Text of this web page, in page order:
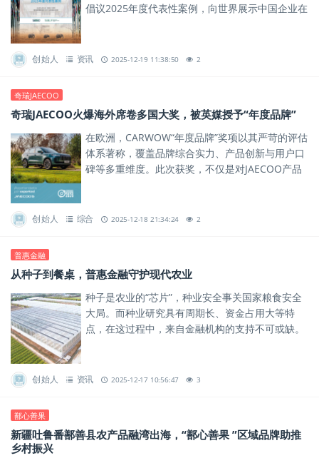
倡议2025年度代表性案例，向世界展示中国企业在
创始人 资讯 2025-12-19 11:38:50 2
奇瑞JAECOO
奇瑞JAECOO火爆海外席卷多国大奖，被英媒授予“年度品牌”
在欧洲，CARWOW“年度品牌”奖项以其严苛的评估
体系著称，覆盖品牌综合实力、产品创新与用户口
碑等多重维度。此次获奖，不仅是对JAECOO产品
创始人 综合 2025-12-18 21:34:24 2
普惠金融
从种子到餐桌，普惠金融守护现代农业
种子是农业的“芯片”，种业安全事关国家粮食安全
大局。而种业研究具有周期长、资金占用大等特
点，在这过程中，来自金融机构的支持不可或缺。
创始人 资讯 2025-12-17 10:56:47 3
鄯心善果
新疆吐鲁番鄯善县农产品融湾出海，“鄯心善果 ”区域品牌助推
乡村振兴